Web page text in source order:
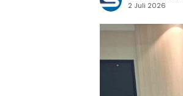
2 Juli 2026